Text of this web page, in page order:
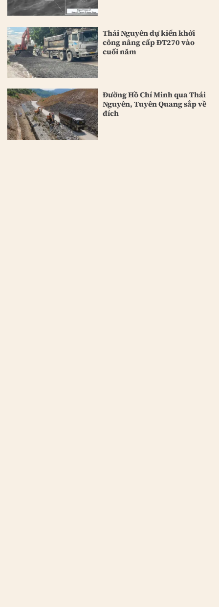
Thái Nguyên dự kiến khởi
công nâng cấp ĐT270 vào
cuối năm
Đường Hồ Chí Minh qua Thái
Nguyên, Tuyên Quang sắp về
đích